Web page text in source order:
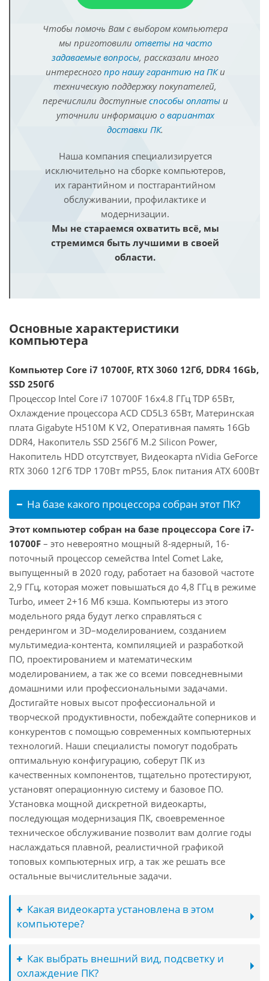
Чтобы помочь Вам с выбором компьютера
мы приготовили ответы на часто
задаваемые вопросы, рассказали много
интересного про нашу гарантию на ПКи
техническую поддержку покупателей,
перечислили доступные способы оплатыи
уточнили информацию о вариантах
доставки ПК.
Наша компания специализируется
исключительно на сборке компьютеров,
их гарантийном и постгарантийном
обслуживании, профилактике и
модернизации.
Мы не стараемся охватить всё, мы
стремимся быть лучшими в своей
области.
Основные характеристики
компьютера
Компьютер Core i7 10700F, RTX 3060 12Гб, DDR4 16Gb,
SSD 250Гб
Процессор Intel Core i7 10700F 16x4.8 ГГц TDP 65Вт,
Охлаждение процессора ACD CD5L3 65Вт, Материнская
плата Gigabyte H510M K V2, Оперативная память 16Gb
DDR4, Накопитель SSD 256Гб M.2 Silicon Power,
Накопитель HDD отсутствует, Видеокарта nVidia GeForce
RTX 3060 12Гб TDP 170Вт mP55, Блок питания ATX 600Вт
На базе какого процессора собран этот ПК?
Этот компьютер собран на базе процессора Core i7-
10700F – это невероятно мощный 8-ядерный, 16-
поточный процессор семейства Intel Comet Lake,
выпущенный в 2020 году, работает на базовой частоте
2,9 ГГц, которая может повышаться до 4,8 ГГц в режиме
Turbo, имеет 2+16 Мб кэша. Компьютеры из этого
модельного ряда будут легко справляться с
рендерингом и 3D–моделированием, созданием
мультимедиа-контента, компиляцией и разработкой
ПО, проектированием и математическим
моделированием, а так же со всеми повседневными
домашними или профессиональными задачами.
Достигайте новых высот профессиональной и
творческой продуктивности, побеждайте соперников и
конкурентов с помощью современных компьютерных
технологий. Наши специалисты помогут подобрать
оптимальную конфигурацию, соберут ПК из
качественных компонентов, тщательно протестируют,
установят операционную систему и базовое ПО.
Установка мощной дискретной видеокарты,
последующая модернизация ПК, своевременное
техническое обслуживание позволит вам долгие годы
наслаждаться плавной, реалистичной графикой
топовых компьютерных игр, а так же решать все
остальные вычислительные задачи.
Какая видеокарта установлена в этом
компьютере?
Как выбрать внешний вид, подсветку и
охлаждение ПК?